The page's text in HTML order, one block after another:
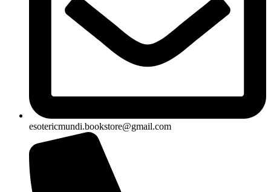
esotericmundi.bookstore@gmail.com